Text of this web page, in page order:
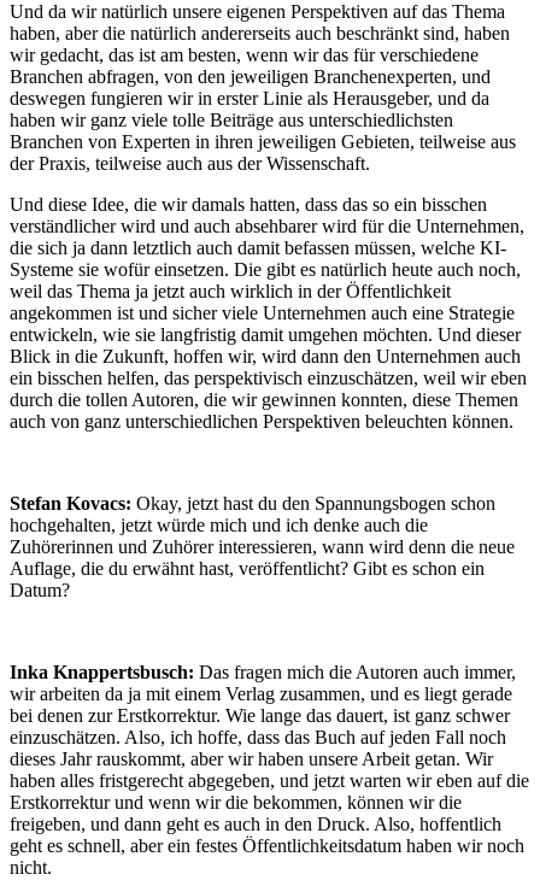
Und da wir natürlich unsere eigenen Perspektiven auf das Thema
haben, aber die natürlich andererseits auch beschränkt sind, haben
wir gedacht, das ist am besten, wenn wir das für verschiedene
Branchen abfragen, von den jeweiligen Branchenexperten, und
deswegen fungieren wir in erster Linie als Herausgeber, und da
haben wir ganz viele tolle Beiträge aus unterschiedlichsten
Branchen von Experten in ihren jeweiligen Gebieten, teilweise aus
der Praxis, teilweise auch aus der Wissenschaft.
Und diese Idee, die wir damals hatten, dass das so ein bisschen
verständlicher wird und auch absehbarer wird für die Unternehmen,
die sich ja dann letztlich auch damit befassen müssen, welche KI-
Systeme sie wofür einsetzen. Die gibt es natürlich heute auch noch,
weil das Thema ja jetzt auch wirklich in der Öffentlichkeit
angekommen ist und sicher viele Unternehmen auch eine Strategie
entwickeln, wie sie langfristig damit umgehen möchten. Und dieser
Blick in die Zukunft, hoffen wir, wird dann den Unternehmen auch
ein bisschen helfen, das perspektivisch einzuschätzen, weil wir eben
durch die tollen Autoren, die wir gewinnen konnten, diese Themen
auch von ganz unterschiedlichen Perspektiven beleuchten können.
Stefan Kovacs: Okay, jetzt hast du den Spannungsbogen schon
hochgehalten, jetzt würde mich und ich denke auch die
Zuhörerinnen und Zuhörer interessieren, wann wird denn die neue
Auflage, die du erwähnt hast, veröffentlicht? Gibt es schon ein
Datum?
Inka Knappertsbusch: Das fragen mich die Autoren auch immer,
wir arbeiten da ja mit einem Verlag zusammen, und es liegt gerade
bei denen zur Erstkorrektur. Wie lange das dauert, ist ganz schwer
einzuschätzen. Also, ich hoffe, dass das Buch auf jeden Fall noch
dieses Jahr rauskommt, aber wir haben unsere Arbeit getan. Wir
haben alles fristgerecht abgegeben, und jetzt warten wir eben auf die
Erstkorrektur und wenn wir die bekommen, können wir die
freigeben, und dann geht es auch in den Druck. Also, hoffentlich
geht es schnell, aber ein festes Öffentlichkeitsdatum haben wir noch
nicht.